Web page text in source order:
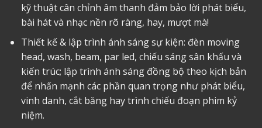
kỹ thuật cân chỉnh âm thanh đảm bảo lời phát biểu,
bài hát và nhạc nền rõ ràng, hay, mượt mà!
Thiết kế & lập trình ánh sáng sự kiện: đèn moving
head, wash, beam, par led, chiếu sáng sân khấu và
kiến trúc; lập trình ánh sáng đồng bộ theo kịch bản
để nhấn mạnh các phần quan trọng như phát biểu,
vinh danh, cắt băng hay trình chiếu đoạn phim kỷ
niệm.